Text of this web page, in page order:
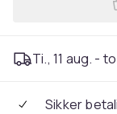
Ti., 11 aug. -
Sikker